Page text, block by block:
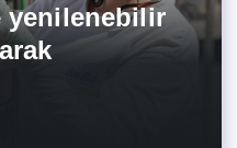
yenilenebilir